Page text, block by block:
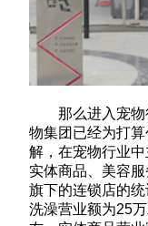
那么进入宠物
物集团已经为打
解，在宠物行业中
实体商品、美容
旗下的连锁店的
洗澡营业额为25